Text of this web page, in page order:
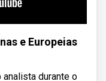
e Europeias
analista durante o